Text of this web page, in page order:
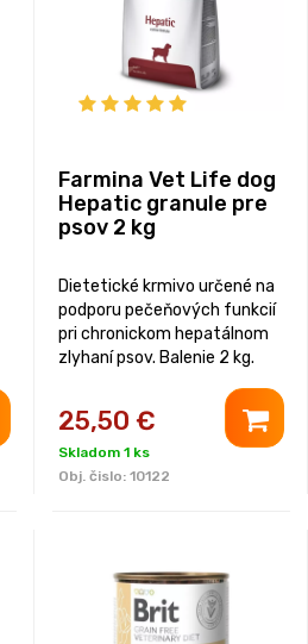
Farmina Vet Life dog
Hepatic granule pre
psov 2 kg
Dietetické krmivo určené na
podporu pečeňových funkcií
pri chronickom hepatálnom
zlyhaní psov. Balenie 2 kg.
25,50 €
Skladom 1 ks
Obj. čislo: 10122